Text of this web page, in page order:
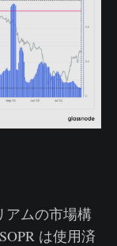
ムの市場構
は使用済